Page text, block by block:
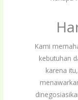
Kami
kebutuhan
karena